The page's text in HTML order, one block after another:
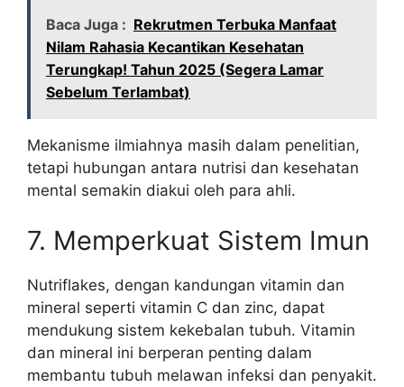
Baca Juga : Rekrutmen Terbuka Manfaat
Nilam Rahasia Kecantikan Kesehatan
Terungkap! Tahun 2025 (Segera Lamar
Sebelum Terlambat)
Mekanisme ilmiahnya masih dalam penelitian,
tetapi hubungan antara nutrisi dan kesehatan
mental semakin diakui oleh para ahli.
7. Memperkuat Sistem Imun
Nutriflakes, dengan kandungan vitamin dan
mineral seperti vitamin C dan zinc, dapat
mendukung sistem kekebalan tubuh. Vitamin
dan mineral ini berperan penting dalam
membantu tubuh melawan infeksi dan penyakit.